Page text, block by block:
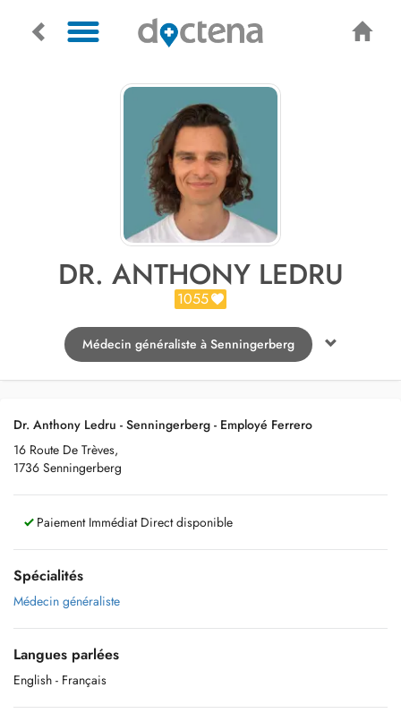
DR. ANTHONY LEDRU
1055
Médecin généraliste à Senningerberg
Dr. Anthony Ledru - Senningerberg - Employé Ferrero
16 Route De Trèves,
1736 Senningerberg
Paiement Immédiat Direct disponible
Spécialités
Médecin généraliste
Langues parlées
English - Français